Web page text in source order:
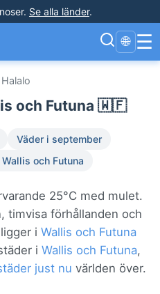
. Se alla länder.
🌐 ☰
Halalo
och Futuna 🇼🇫
Väder i september
och Futuna
25°C med mulet.
timvisa förhållanden och
i Wallis och Futuna
i Wallis och Futuna,
just nu världen över.